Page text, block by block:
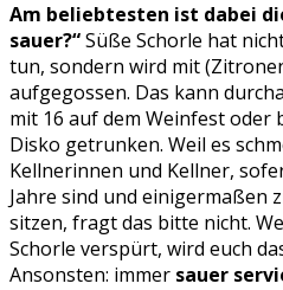
Am beliebtesten ist dabei
sauer?“Süße Schorle hat
tun, sondern wird mit
aufgegossen. Das kann
mit 16 auf dem Weinfest oder
Disko getrunken. Weil es
Kellnerinnen und Kellner,
Jahre sind und einigermaßen
sitzen, fragt das bitte nicht.
Schorle verspürt, wird euch
Ansonsten: immer sauer